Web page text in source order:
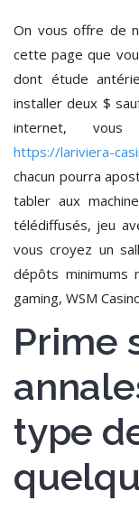
On vous offre de
cette page que
dont étude
installer deux $
internet, vous
https://lariviera-
chacun pourra
tabler aux
télédiffusés, jeu
vous croyez un
dépôts minimums
gaming, WSM
Prime
type